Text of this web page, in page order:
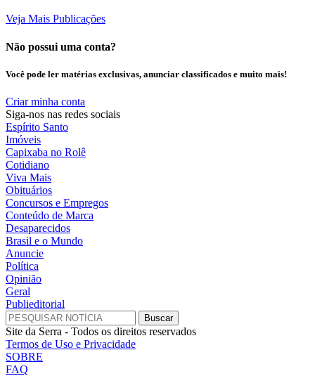
Veja Mais Publicações
Não possui uma conta?
Você pode ler matérias exclusivas, anunciar classificados e muito mais!
Criar minha conta
Siga-nos nas redes sociais
Espírito Santo
Imóveis
Capixaba no Rolê
Cotidiano
Viva Mais
Obituários
Concursos e Empregos
Conteúdo de Marca
Desaparecidos
Brasil e o Mundo
Anuncie
Política
Opinião
Geral
Publieditorial
Site da Serra - Todos os direitos reservados
Termos de Uso e Privacidade
SOBRE
FAQ